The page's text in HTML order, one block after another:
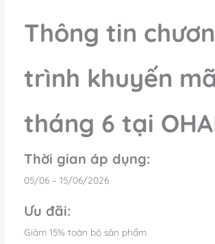
Thông tin
trình khuyến
tháng 6 tại
Thời gian áp dụng:
05/06 – 15/06/2026
Ưu đãi:
Giảm 15% toàn bộ sản phẩm